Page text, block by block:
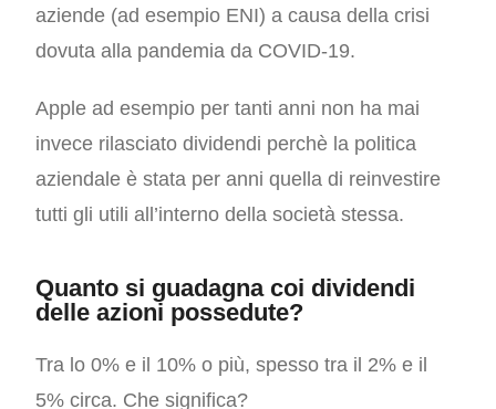
aziende (ad esempio ENI)a causa della crisi
dovuta alla pandemia da COVID-19.
Apple ad esempio per tanti anni non ha mai
invece rilasciato dividendi perchè la politica
aziendale è stata per anni quella di reinvestire
tutti gli utili all’interno della società stessa.
Quanto si guadagna coi dividendi
delle azioni possedute?
Tra lo 0% e il 10% o più, spesso tra il 2% e il
5% circa. Che significa?